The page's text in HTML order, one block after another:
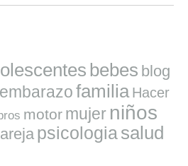
bebes blog
embarazofamilia Hacer
motor mujer niños
psicologiasalud